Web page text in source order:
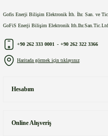
Gofis Enerji Bilişim Elektronik İth. İhr. San. ve
GoFiS Enerji Bilişim Elektronik
+90 262 333 0001 - +90 262 322 3366
Haritada görmek için tıklayınız
Hesabım
Online Alışveriş